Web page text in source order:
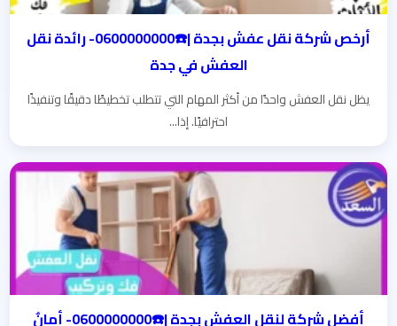
أرخص شركة نقل عفش بجدة |☎️0600000000- رائدة نقل
العفش في جدة
يظل نقل العفش واحدًا من أكثر المهام التي تتطلب تخطيطًا دقيقًا وتنفيذًا
احترافيًا. إذا...
أفضل شركة لنقل العفش بجدة |☎️0600000000- أمانٌ